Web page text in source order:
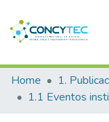
Communities &
Home
1.1 Eventos